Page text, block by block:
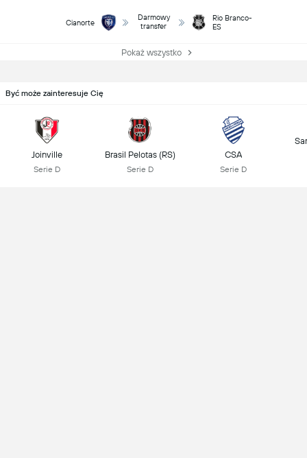
Cianorte
Darmowy
transfer
Rio Branco-
ES
Pokaż wszystko
Być może zainteresuje Cię
Joinville
Serie D
Brasil Pelotas (RS)
Serie D
CSA
Serie D